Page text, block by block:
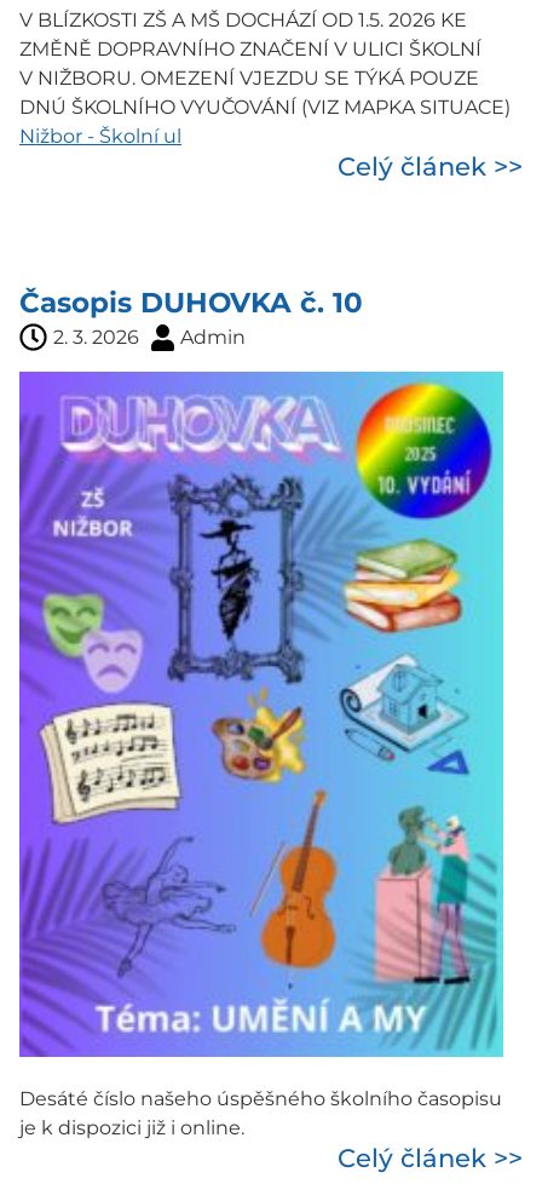
V BLÍZKOSTI ZŠ A MŠ DOCHÁZÍ OD 1.5. 2026 KE
ZMĚNĚ DOPRAVNÍHO ZNAČENÍ V ULICI ŠKOLNÍ
V NIŽBORU. OMEZENÍ VJEZDU SE TÝKÁ POUZE
DNÚ ŠKOLNÍHO VYUČOVÁNÍ (VIZ MAPKA SITUACE)
Nižbor - Školní ul
Celý článek >>
Časopis DUHOVKA č. 10
2. 3. 2026 Admin
Desáté číslo našeho úspěšného školního časopisu
je k dispozici již i online.
Celý článek >>